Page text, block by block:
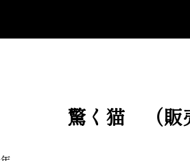
驚く猫 （販